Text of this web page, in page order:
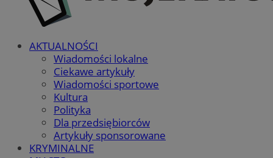
AKTUALNOŚCI
Wiadomości lokalne
Ciekawe artykuły
Wiadomości sportowe
Kultura
Polityka
Dla przedsiębiorców
Artykuły sponsorowane
KRYMINALNE